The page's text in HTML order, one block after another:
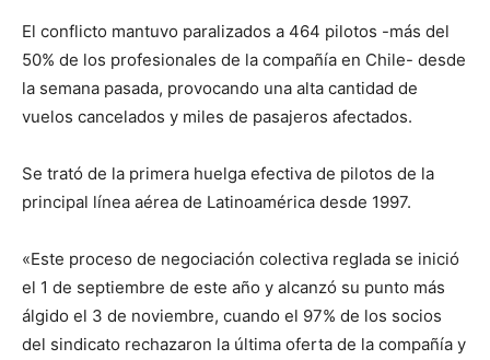
El conflicto mantuvo paralizados a 464 pilotos -más del
50% de los profesionales de la compañía en Chile- desde
la semana pasada, provocando una alta cantidad de
vuelos cancelados y miles de pasajeros afectados.
Se trató de la primera huelga efectiva de pilotos de la
principal línea aérea de Latinoamérica desde 1997.
«Este proceso de negociación colectiva reglada se inició
el 1 de septiembre de este año y alcanzó su punto más
álgido el 3 de noviembre, cuando el 97% de los socios
del sindicato rechazaron la última oferta de la compañía y